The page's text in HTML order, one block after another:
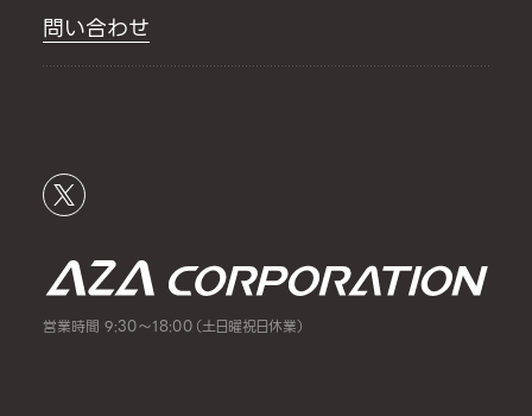
問い合わせ
営業時間 9:30～18:00（土日曜祝日休業）